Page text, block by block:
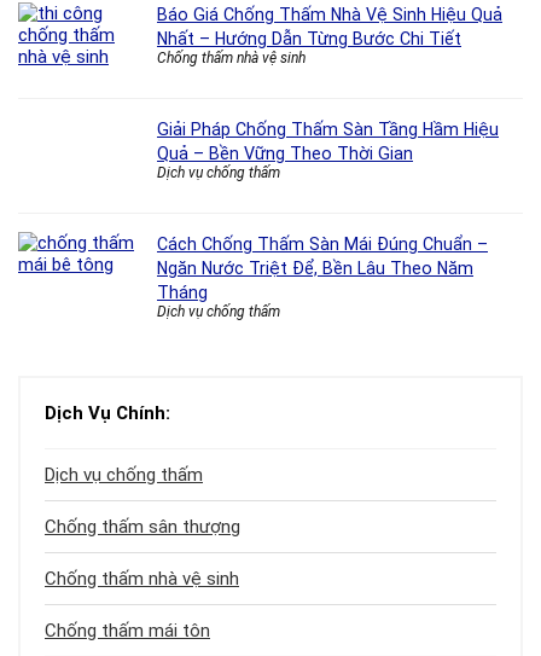
Báo Giá Chống Thấm Nhà Vệ Sinh Hiệu Quả
Nhất – Hướng Dẫn Từng Bước Chi Tiết
Chống thấm nhà vệ sinh
Giải Pháp Chống Thấm Sàn Tầng Hầm Hiệu
Quả – Bền Vững Theo Thời Gian
Dịch vụ chống thấm
Cách Chống Thấm Sàn Mái Đúng Chuẩn –
Ngăn Nước Triệt Để, Bền Lâu Theo Năm
Tháng
Dịch vụ chống thấm
Dịch Vụ Chính:
Dịch vụ chống thấm
Chống thấm sân thượng
Chống thấm nhà vệ sinh
Chống thấm mái tôn